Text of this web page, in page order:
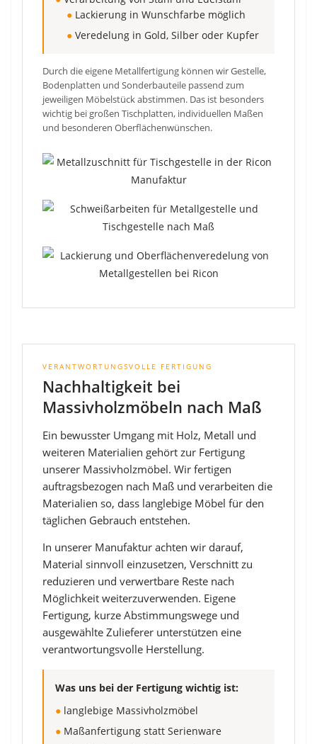
● Lackierung in Wunschfarbe möglich
● Veredelung in Gold, Silber oder Kupfer
Durch die eigene Metallfertigung können wir Gestelle,
Bodenplatten und Sonderbauteile passend zum
jeweiligen Möbelstück abstimmen. Das ist besonders
wichtig bei großen Tischplatten, individuellen Maßen
und besonderen Oberflächenwünschen.
VERANTWORTUNGSVOLLE FERTIGUNG
Nachhaltigkeit bei
Massivholzmöbeln nach Maß
Ein bewusster Umgang mit Holz, Metall und
weiteren Materialien gehört zur Fertigung
unserer Massivholzmöbel. Wir fertigen
auftragsbezogen nach Maß und verarbeiten die
Materialien so, dass langlebige Möbel für den
täglichen Gebrauch entstehen.
In unserer Manufaktur achten wir darauf,
Material sinnvoll einzusetzen, Verschnitt zu
reduzieren und verwertbare Reste nach
Möglichkeit weiterzuverwenden. Eigene
Fertigung, kurze Abstimmungswege und
ausgewählte Zulieferer unterstützen eine
verantwortungsvolle Herstellung.
Was uns bei der Fertigung wichtig ist:
● langlebige Massivholzmöbel
● Maßanfertigung statt Serienware